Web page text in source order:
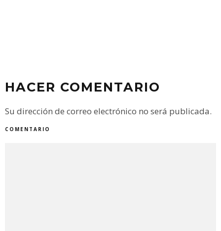
HACER COMENTARIO
Su dirección de correo electrónico no será publicada.
COMENTARIO